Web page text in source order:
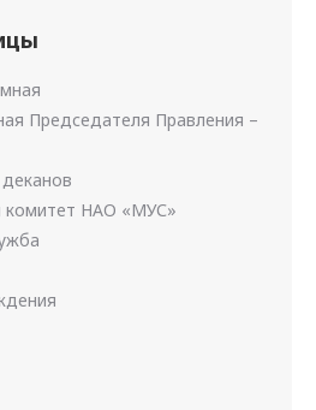
Председателя Правления –
комитет НАО «МУС»